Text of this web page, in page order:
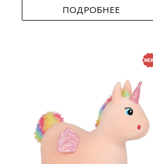
ПОДРОБНЕЕ